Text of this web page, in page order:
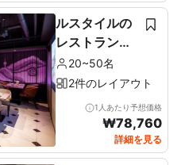
ルスタイルの
レストラン＆
ルーフトップ
20~50名
2件のレイアウト
1人あたり予想価格
₩78,760
詳細を見る